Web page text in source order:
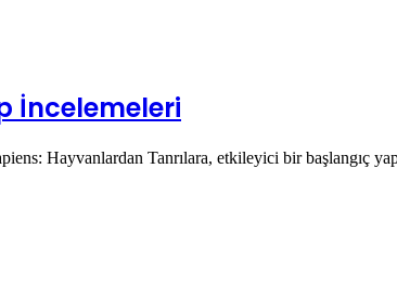
İncelemeleri
Hayvanlardan Tanrılara, etkileyici bir başlangıç